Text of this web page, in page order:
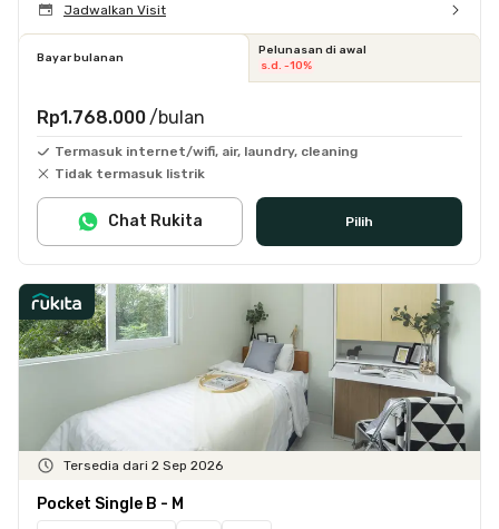
Jadwalkan Visit
Bayar bulanan
Pelunasan di awal
s.d. -10%
Rp1.768.000 /bulan
Termasuk internet/wifi, air, laundry, cleaning
Tidak termasuk listrik
Pilih
Chat Rukita
Tersedia dari 2 Sep 2026
Pocket Single B - M